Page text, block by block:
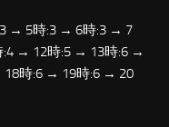
→ 5時:3 → 6時:3 → 7
→ 12時:5 → 13時:6 →
時:6 → 19時:6 → 20